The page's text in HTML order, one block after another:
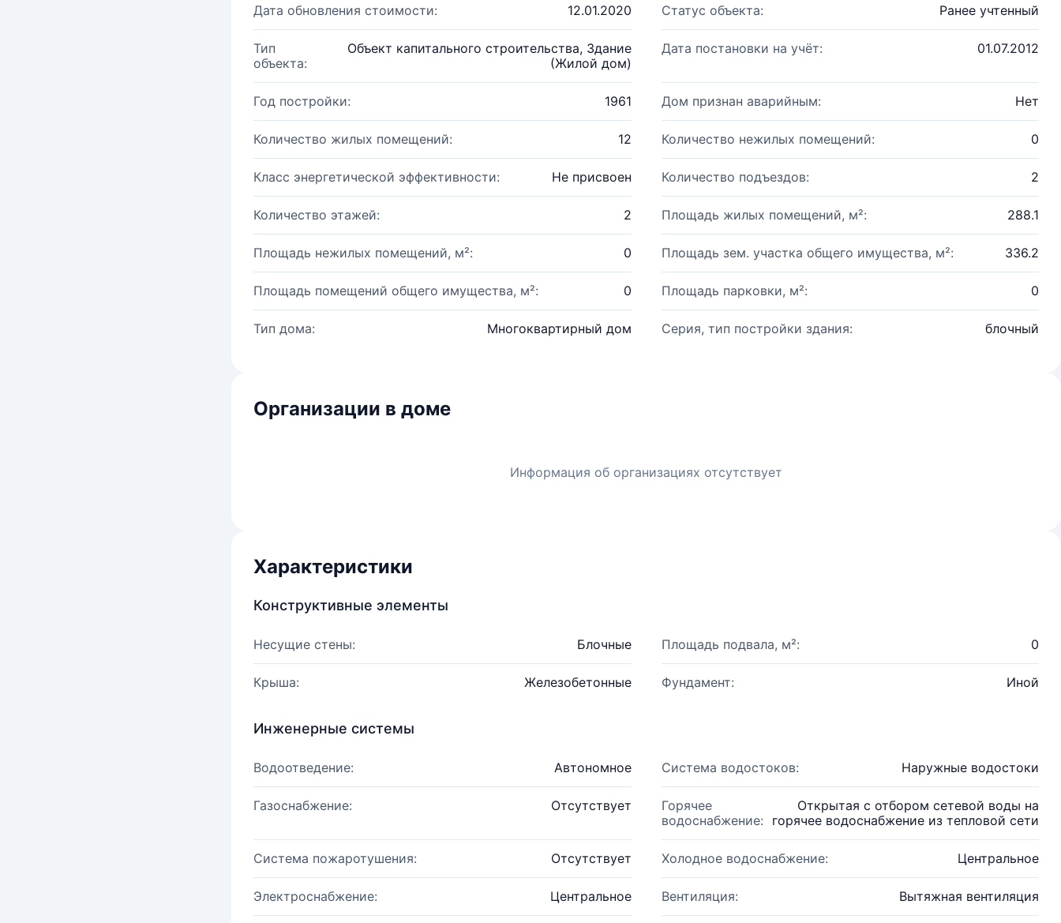
Дата обновления стоимости: 12.01.2020 Статус объекта: Ранее учтенный
Тип
объекта:
Объект капитального строительства, Здание
(Жилой дом)
Дата постановки на учёт: 01.07.2012
Год постройки: 1961 Дом признан аварийным: Нет
Количество жилых помещений: 12 Количество нежилых помещений: 0
Класс энергетической эффективности: Не присвоен Количество подъездов: 2
Количество этажей: 2 Площадь жилых помещений, м²: 288.1
Площадь нежилых помещений, м²: 0 Площадь зем. участка общего имущества, м²: 336.2
Площадь помещений общего имущества, м²: 0 Площадь парковки, м²: 0
Тип дома: Многоквартирный дом Серия, тип постройки здания: блочный
Организации в доме
Информация об организациях отсутствует
Характеристики
Конструктивные элементы
Несущие стены: Блочные Площадь подвала, м²: 0
Крыша: Железобетонные Фундамент: Иной
Инженерные системы
Водоотведение: Автономное Система водостоков: Наружные водостоки
Газоснабжение: Отсутствует
Горячее
водоснабжение:
Открытая с отбором сетевой воды на
горячее водоснабжение из тепловой сети
Система пожаротушения: Отсутствует Холодное водоснабжение: Центральное
Электроснабжение: Центральное Вентиляция: Вытяжная вентиляция